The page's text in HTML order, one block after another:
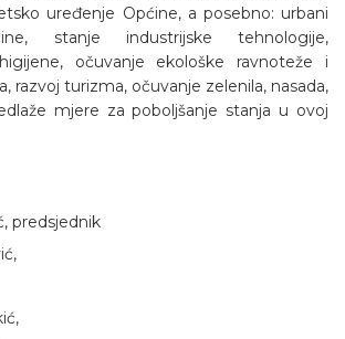
uređenje Općine, a posebno: urbani
stanje industrijske tehnologije,
očuvanje ekološke ravnoteže i
razvoj turizma, očuvanje zelenila, nasada,
mjere za poboljšanje stanja u ovoj
predsjednik